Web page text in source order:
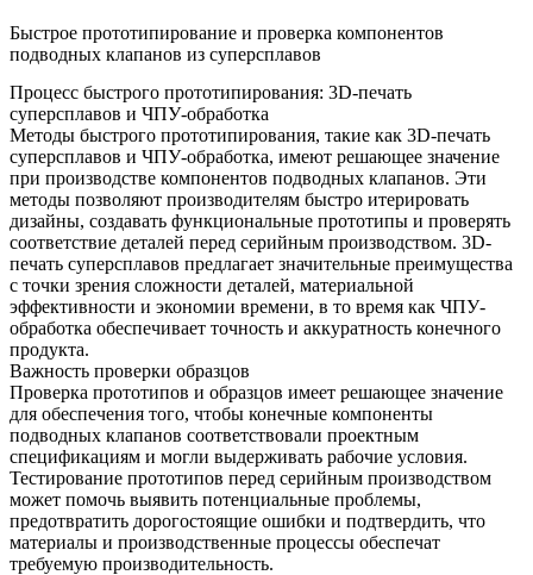
Быстрое прототипирование и проверка компонентов
подводных клапанов из суперсплавов
Процесс быстрого прототипирования: 3D-печать
суперсплавов и ЧПУ-обработка
Методы быстрого прототипирования, такие как 3D-печать
суперсплавов и ЧПУ-обработка, имеют решающее значение
при производстве компонентов подводных клапанов. Эти
методы позволяют производителям быстро итерировать
дизайны, создавать функциональные прототипы и проверять
соответствие деталей перед серийным производством. 3D-
печать суперсплавов предлагает значительные преимущества
с точки зрения сложности деталей, материальной
эффективности и экономии времени, в то время как ЧПУ-
обработка обеспечивает точность и аккуратность конечного
продукта.
Важность проверки образцов
Проверка прототипов и образцов имеет решающее значение
для обеспечения того, чтобы конечные компоненты
подводных клапанов соответствовали проектным
спецификациям и могли выдерживать рабочие условия.
Тестирование прототипов перед серийным производством
может помочь выявить потенциальные проблемы,
предотвратить дорогостоящие ошибки и подтвердить, что
материалы и производственные процессы обеспечат
требуемую производительность.